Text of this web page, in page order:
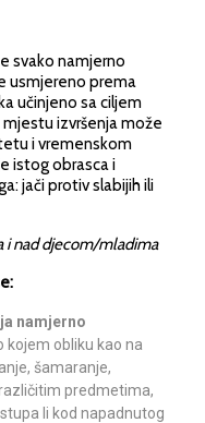
svako namjerno
usmjereno prema
učinjeno sa ciljem
izvršenja može
i vremenskom
istog obrasca i
jači protiv slabijih ili
i nad djecom/mladima
namjerno
kojem obliku kao na
šamaranje,
predmetima,
li kod napadnutog